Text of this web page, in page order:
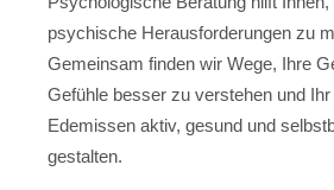
psychische Herausforderungen zu
Gemeinsam finden wir Wege, Ihre
Gefühle besser zu verstehen und Ihr
Edemissen aktiv, gesund und
gestalten.